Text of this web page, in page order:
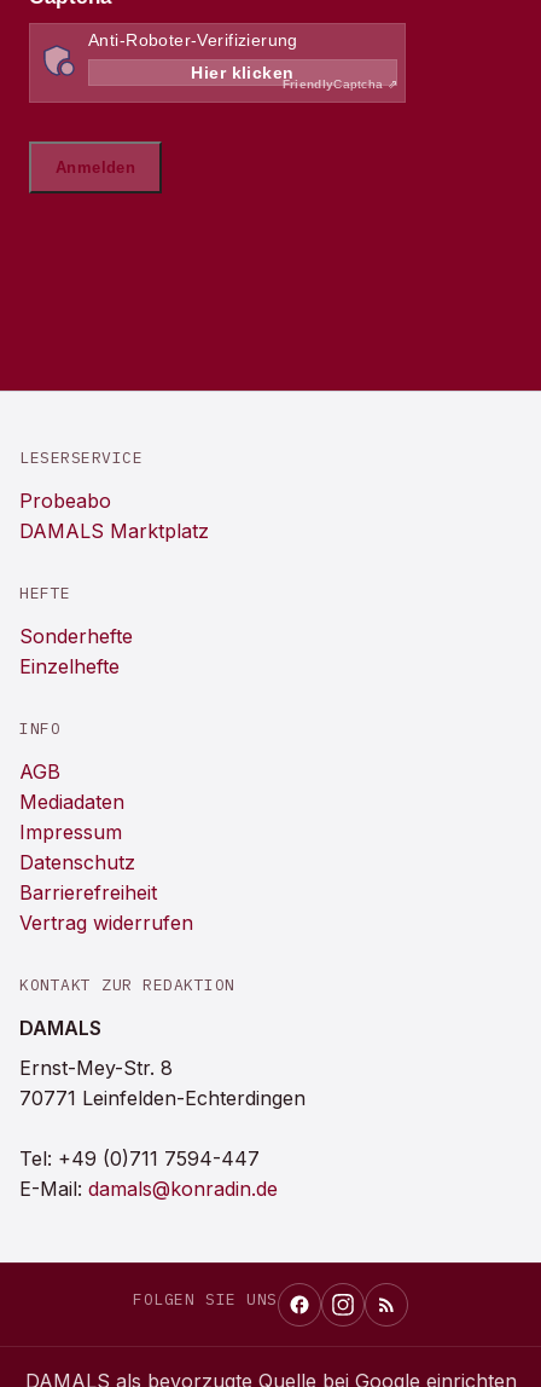
LESERSERVICE
Probeabo
DAMALS Marktplatz
HEFTE
Sonderhefte
Einzelhefte
INFO
AGB
Mediadaten
Impressum
Datenschutz
Barrierefreiheit
Vertrag widerrufen
KONTAKT ZUR REDAKTION
DAMALS
Ernst-Mey-Str. 8
70771 Leinfelden-Echterdingen
Tel: +49 (0)711 7594-447
E-Mail: damals@konradin.de
FOLGEN SIE UNS
DAMALS als bevorzugte Quelle bei Google einrichten